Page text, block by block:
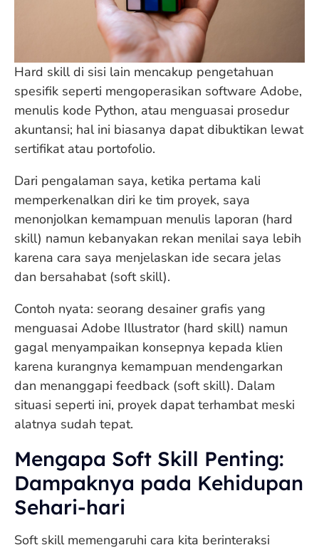
Hard skill di sisi lain mencakup pengetahuan
spesifik seperti mengoperasikan software Adobe,
menulis kode Python, atau menguasai prosedur
akuntansi; hal ini biasanya dapat dibuktikan lewat
sertifikat atau portofolio.
Dari pengalaman saya, ketika pertama kali
memperkenalkan diri ke tim proyek, saya
menonjolkan kemampuan menulis laporan (hard
skill) namun kebanyakan rekan menilai saya lebih
karena cara saya menjelaskan ide secara jelas
dan bersahabat (soft skill).
Contoh nyata: seorang desainer grafis yang
menguasai Adobe Illustrator (hard skill) namun
gagal menyampaikan konsepnya kepada klien
karena kurangnya kemampuan mendengarkan
dan menanggapi feedback (soft skill). Dalam
situasi seperti ini, proyek dapat terhambat meski
alatnya sudah tepat.
Mengapa Soft Skill Penting:
Dampaknya pada Kehidupan
Sehari-hari
Soft skill memengaruhi cara kita berinteraksi